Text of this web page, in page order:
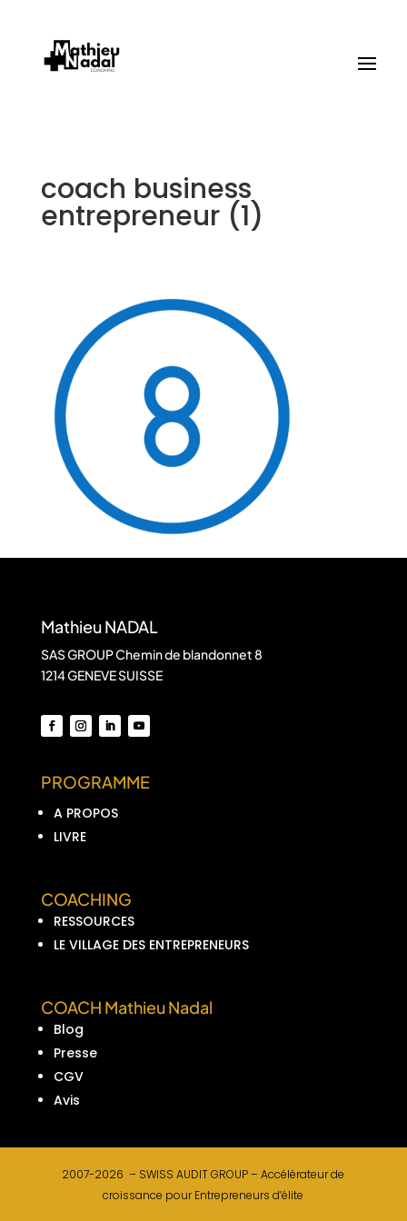
coach business
entrepreneur (1)
Mathieu NADAL
SAS GROUP Chemin de blandonnet 8
1214 GENEVE SUISSE
PROGRAMME
A PROPOS
LIVRE
COACHING
RESSOURCES
LE VILLAGE DES ENTREPRENEURS
COACH Mathieu Nadal
Blog
Presse
CGV
Avis
2007-2026 – SWISS AUDIT GROUP –Accélérateur de
croissance pour Entrepreneurs d’élite